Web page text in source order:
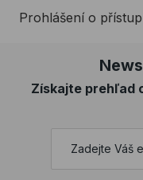
Prohlášení o
Získajte prehľad